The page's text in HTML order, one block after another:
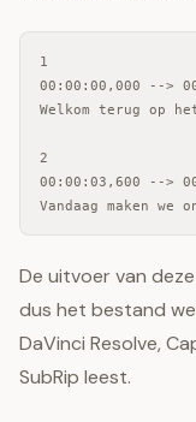
1
00:00:00,000 -->
Welkom terug op
2
00:00:03,600 -->
Vandaag maken
De uitvoer van
dus het bestand
DaVinci Resolve,
SubRip leest.